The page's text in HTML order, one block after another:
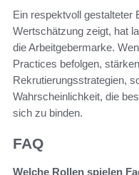
Ein respektvoll gestalteter
Wertschätzung zeigt, hat
die Arbeitgebermarke.
Practices befolgen,
Rekrutierungsstrategien,
Wahrscheinlichkeit, die
sich zu binden.
FAQ
Welche Rollen spielen